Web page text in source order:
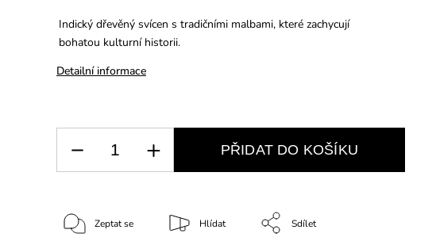
Indický dřevěný svícen s tradičními malbami, které zachycují
bohatou kulturní historii.
Detailní informace
PŘIDAT DO KOŠÍKU
Zeptat se Hlídat Sdílet